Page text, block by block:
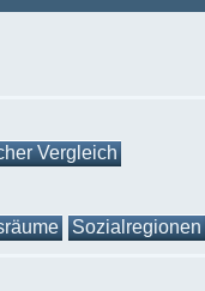
Vergleich
Sozialregionen